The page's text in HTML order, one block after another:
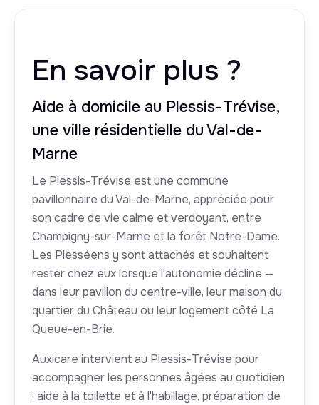
En savoir plus ?
Aide à domicile au Plessis-Trévise,
une ville résidentielle du Val-de-
Marne
Le Plessis-Trévise est une commune
pavillonnaire du Val-de-Marne, appréciée pour
son cadre de vie calme et verdoyant, entre
Champigny-sur-Marne et la forêt Notre-Dame.
Les Plesséens y sont attachés et souhaitent
rester chez eux lorsque l'autonomie décline —
dans leur pavillon du centre-ville, leur maison du
quartier du Château ou leur logement côté La
Queue-en-Brie.
Auxicare intervient au Plessis-Trévise pour
accompagner les personnes âgées au quotidien
: aide à la toilette et à l'habillage, préparation de